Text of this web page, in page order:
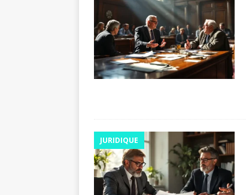
JURIDIQUE